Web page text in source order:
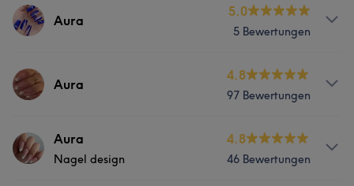
Aura
5.0
5 Bewertungen
Services
Portfolio
Aura
4.8
97 Bewertungen
ServicesAura
Nagel design
4.8
46 Bewertungen